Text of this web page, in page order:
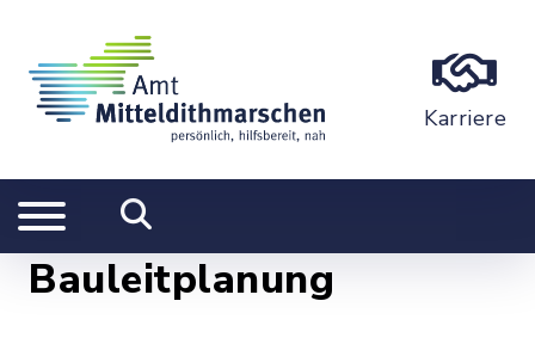
Karriere
Bauleitplanung